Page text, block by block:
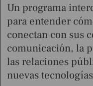
Un programa
para entender
conectan con sus
comunicación, la
las relaciones
nuevas